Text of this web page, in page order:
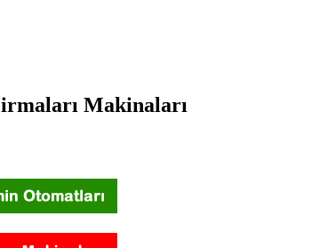
Makinaları